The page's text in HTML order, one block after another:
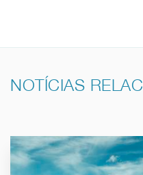
NOTÍCIAS